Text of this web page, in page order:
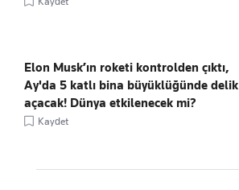
Elon Musk’ın roketi kontrolden çıktı,
Ay'da 5 katlı bina büyüklüğünde delik
açacak! Dünya etkilenecek mi?
Kaydet